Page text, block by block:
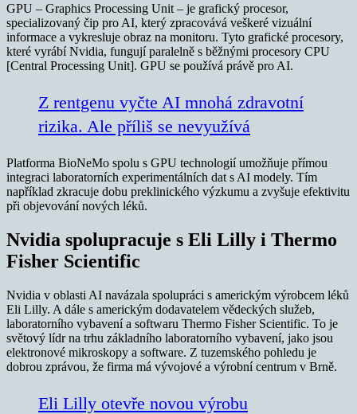
GPU – Graphics Processing Unit – je grafický procesor,
specializovaný čip pro AI, který zpracovává veškeré vizuální
informace a vykresluje obraz na monitoru. Tyto grafické procesory,
které vyrábí Nvidia, fungují paralelně s běžnými procesory CPU
[Central Processing Unit]. GPU se používá právě pro AI.
Z rentgenu vyčte AI mnohá zdravotní
rizika. Ale příliš se nevyužívá
Platforma BioNeMo spolu s GPU technologií umožňuje přímou
integraci laboratorních experimentálních dat s AI modely. Tím
například zkracuje dobu preklinického výzkumu a zvyšuje efektivitu
při objevování nových léků.
Nvidia spolupracuje s Eli Lilly i Thermo
Fisher Scientific
Nvidia v oblasti AI navázala spolupráci s americkým výrobcem léků
Eli Lilly. A dále s americkým dodavatelem vědeckých služeb,
laboratorního vybavení a softwaru Thermo Fisher Scientific. To je
světový lídr na trhu základního laboratorního vybavení, jako jsou
elektronové mikroskopy a software. Z tuzemského pohledu je
dobrou zprávou, že firma má vývojové a výrobní centrum v Brně.
Eli Lilly otevře novou výrobu